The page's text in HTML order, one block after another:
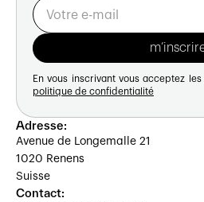
En vous inscrivant vous acceptez les
politique de confidentialité
Adresse:
Avenue de Longemalle 21
1020 Renens
Suisse
Contact: